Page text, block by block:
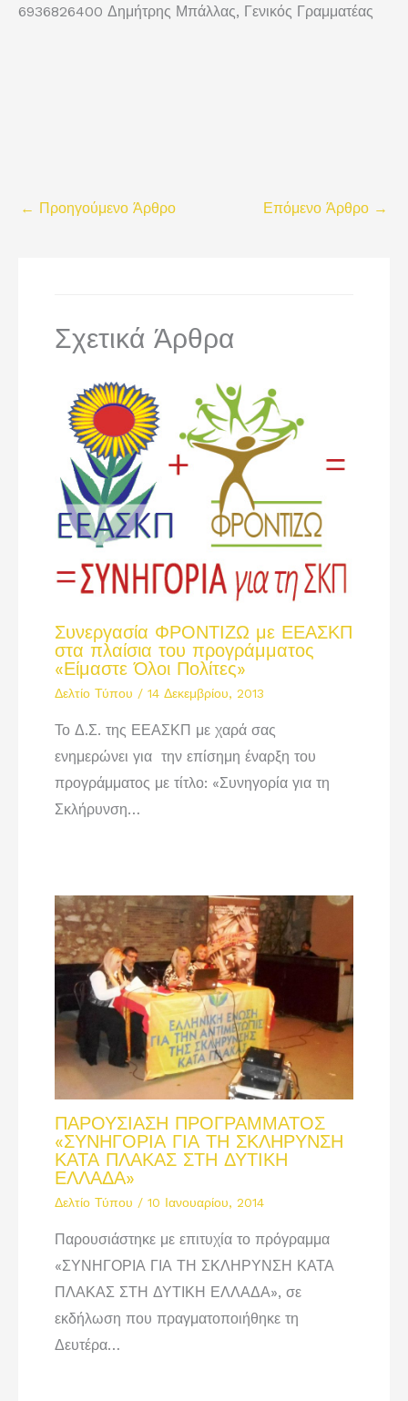
6936826400 Δημήτρης Μπάλλας, Γενικός Γραμματέας
← Προηγούμενο Άρθρο Επόμενο Άρθρο →
Σχετικά Άρθρα
Συνεργασία ΦΡΟΝΤΙΖΩ με ΕΕΑΣΚΠ
στα πλαίσια του προγράμματος
«Είμαστε Όλοι Πολίτες»
Δελτίο Τύπου / 14 Δεκεμβρίου, 2013
Το Δ.Σ. της ΕΕΑΣΚΠ με χαρά σας
ενημερώνει για την επίσημη έναρξη του
προγράμματος με τίτλο: «Συνηγορία για τη
Σκλήρυνση…
ΠΑΡΟΥΣΙΑΣΗ ΠΡΟΓΡΑΜΜΑΤΟΣ
«ΣΥΝΗΓΟΡΙΑ ΓΙΑ ΤΗ ΣΚΛΗΡΥΝΣΗ
ΚΑΤΑ ΠΛΑΚΑΣ ΣΤΗ ΔΥΤΙΚΗ
ΕΛΛΑΔΑ»
Δελτίο Τύπου / 10 Ιανουαρίου, 2014
Παρουσιάστηκε με επιτυχία το πρόγραμμα
«ΣΥΝΗΓΟΡΙΑ ΓΙΑ ΤΗ ΣΚΛΗΡΥΝΣΗ ΚΑΤΑ
ΠΛΑΚΑΣ ΣΤΗ ΔΥΤΙΚΗ ΕΛΛΑΔΑ», σε
εκδήλωση που πραγματοποιήθηκε τη
Δευτέρα…